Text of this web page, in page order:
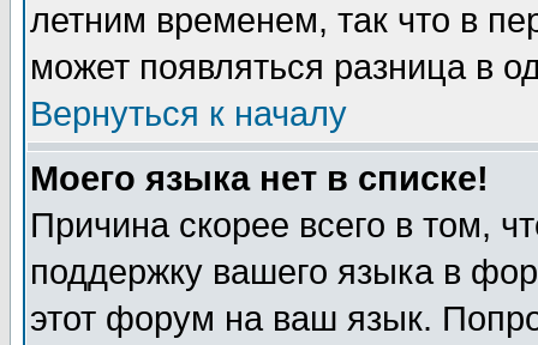
летним временем, так что в
может появляться разница в
Вернуться к началу
Моего языка нет в списке!
Причина скорее всего в том,
поддержку вашего языка в
этот форум на ваш язык.